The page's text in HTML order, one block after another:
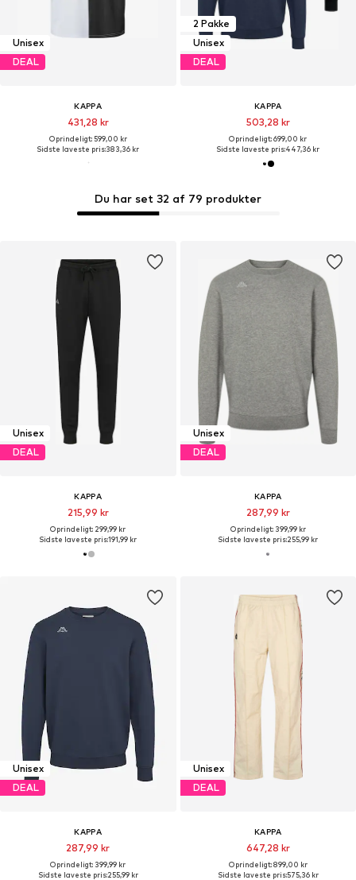
Du har set 32 af 79 produkter
Unisex
DEAL
KAPPA
431,28 kr
Oprindeligt: 599,00 kr
Sidste laveste pris:383,36 kr
2 Pakke
Unisex
DEAL
KAPPA
503,28 kr
Oprindeligt: 699,00 kr
Sidste laveste pris:447,36 kr
Unisex
DEAL
KAPPA
215,99 kr
Oprindeligt: 299,99 kr
Sidste laveste pris:191,99 kr
Unisex
DEAL
KAPPA
287,99 kr
Oprindeligt: 399,99 kr
Sidste laveste pris:255,99 kr
Unisex
DEAL
KAPPA
287,99 kr
Oprindeligt: 399,99 kr
Sidste laveste pris:255,99 kr
Unisex
DEAL
KAPPA
647,28 kr
Oprindeligt: 899,00 kr
Sidste laveste pris:575,36 kr